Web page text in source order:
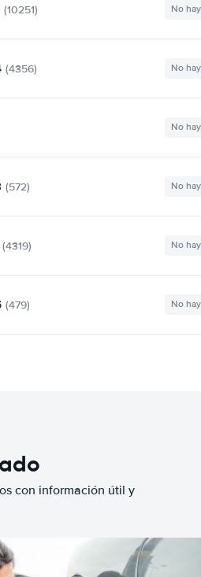
(10251) No
(4356) No
No
(572) No
(4319) No
(479) No
con información útil y